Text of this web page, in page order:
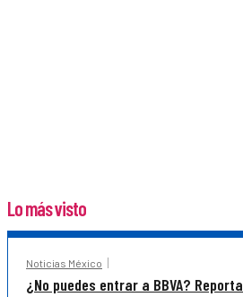
Lo más visto
Noticias México
¿No puedes entrar a BBVA?